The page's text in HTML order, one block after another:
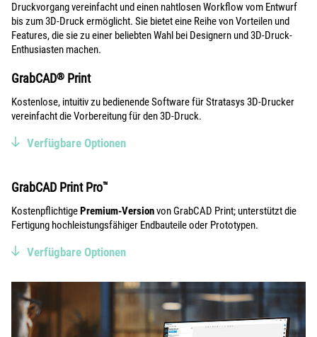
Druckvorgang vereinfacht und einen nahtlosen Workflow vom Entwurf
bis zum 3D-Druck ermöglicht. Sie bietet eine Reihe von Vorteilen und
Features, die sie zu einer beliebten Wahl bei Designern und 3D-Druck-
Enthusiasten machen.
GrabCAD® Print
Kostenlose, intuitiv zu bedienende Software für Stratasys 3D-Drucker
vereinfacht die Vorbereitung für den 3D-Druck.
Verfügbare Optionen
GrabCAD Print Pro™
KostenpflichtigePremium-Versionvon GrabCAD Print; unterstützt die
Fertigung hochleistungsfähiger Endbauteile oder Prototypen.
Verfügbare Optionen